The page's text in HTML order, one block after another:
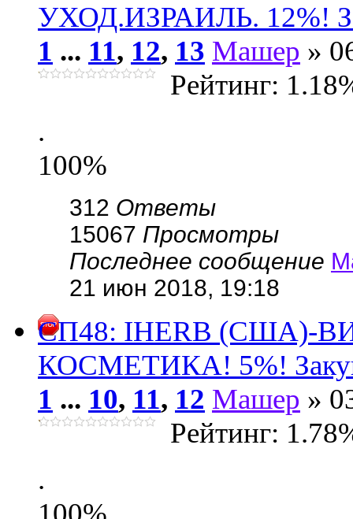
УХОД.ИЗРАИЛЬ. 12%!
1 ... 11, 12, 13 Машер »
Рейтинг:
.
100%
312 Ответы
15067 Просмотры
Последнее сообщение
21 июн 2018, 19:18
СП48: IHERB (США)-
КОСМЕТИКА! 5%!
1 ... 10, 11, 12 Машер »
Рейтинг:
.